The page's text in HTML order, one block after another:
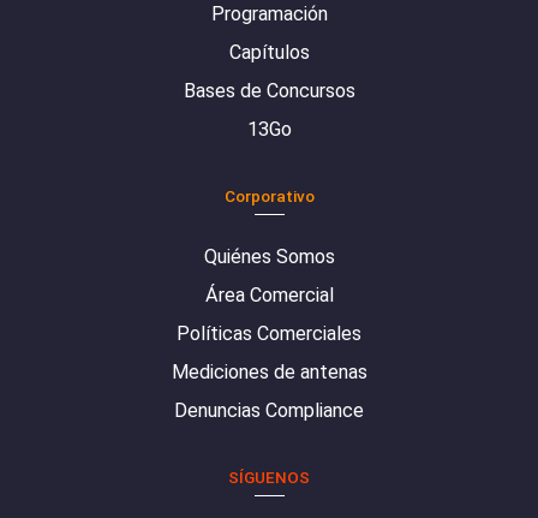
Programación
Capítulos
Bases de Concursos
13Go
Corporativo
Quiénes Somos
Área Comercial
Políticas Comerciales
Mediciones de antenas
Denuncias Compliance
SÍGUENOS